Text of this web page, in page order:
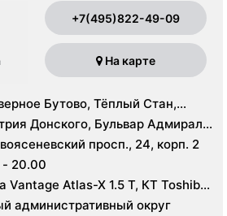
+7(495)822-49-09
На карте
Бутово, Тёплый Стан,
Донского, Бульвар Адмирала
парк , Беляево, Аннино ,
Теплый Стан, Улица
Горчакова, Улица
Старокачаловская, Ясенево,
Прокшино, Филатов Луг
просп., 24, корп. 2
- 20.00
Vantage Atlas-X 1.5 Т, КТ Toshiba
УЗИ
административный округ